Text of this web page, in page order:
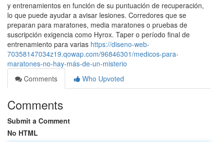
y entrenamientos en función de su puntuación de recuperación,
lo que puede ayudar a avisar lesiones. Corredores que se
preparan para maratones, media maratones o pruebas de
suscripción exigencia como Hyrox. Taper o período final de
entrenamiento para varias https://diseno-web-
70358147034z19.qowap.com/96846301/medicos-para-
maratones-no-hay-más-de-un-misterio
Comments
Who Upvoted
Comments
Submit a Comment
No HTML